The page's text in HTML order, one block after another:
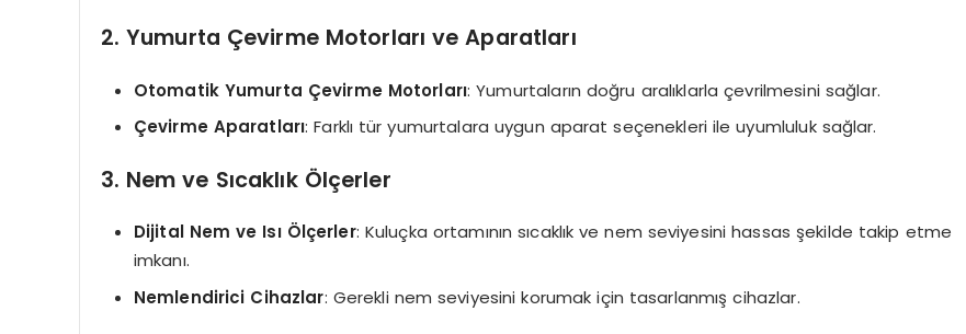
2. Yumurta Çevirme Motorları ve Aparatları
Otomatik Yumurta Çevirme Motorları: Yumurtaların doğru aralıklarla çevrilmesini sağlar.
Çevirme Aparatları: Farklı tür yumurtalara uygun aparat seçenekleri ile uyumluluk sağlar.
3. Nem ve Sıcaklık Ölçerler
Dijital Nem ve Isı Ölçerler: Kuluçka ortamının sıcaklık ve nem seviyesini hassas şekilde takip etme
imkanı.
Nemlendirici Cihazlar: Gerekli nem seviyesini korumak için tasarlanmış cihazlar.